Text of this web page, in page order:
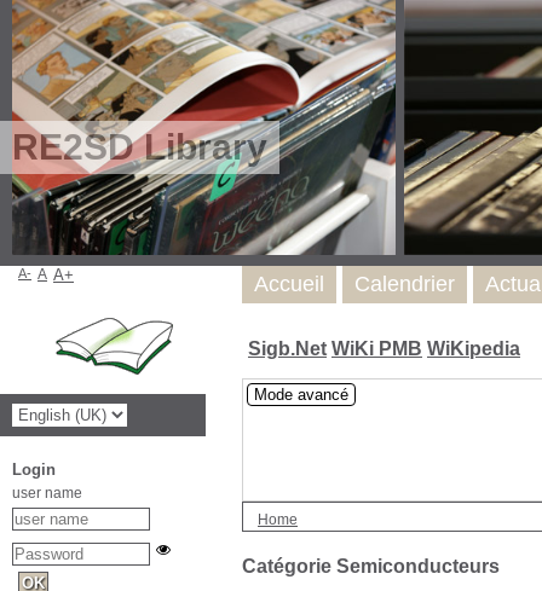
RE2SD Library
Sigb.Net WiKi PMB WiKipedia
Mode avancé
Home
Catégorie Semiconducteurs
Accueil Calendrier
A- A A+
Login
user name